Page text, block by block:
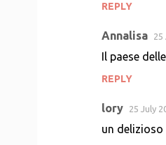
REPLY
Annalisa 25
Il paese
REPLY
lory 25 July
un delizioso